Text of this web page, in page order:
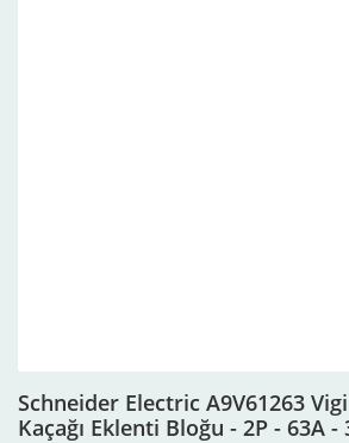
Schneider Electric A9V61263
Kaçağı Eklenti Bloğu - 2P - 63A -